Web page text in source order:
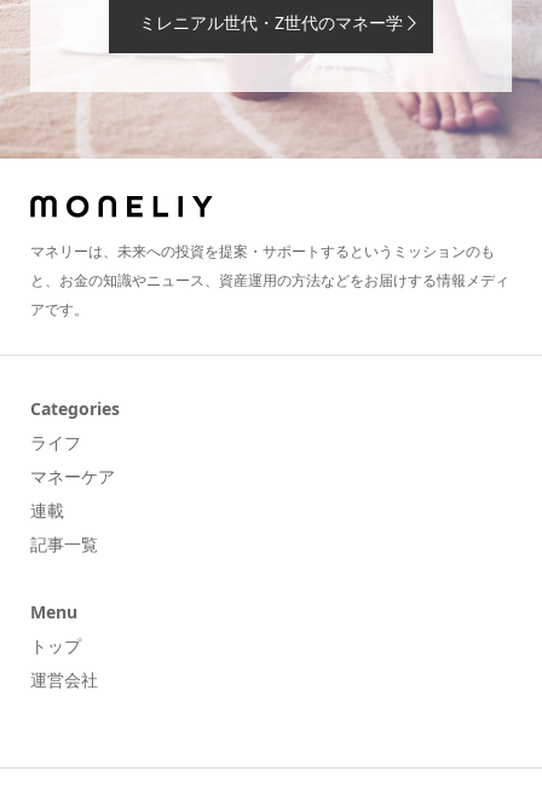
ミレニアル世代・Z世代のマネー学
マネリーは、未来への投資を提案・サポートするというミッションのも
と、お金の知識やニュース、資産運用の方法などをお届けする情報メディ
アです。
Categories
ライフ
マネーケア
連載
記事一覧
Menu
トップ
運営会社